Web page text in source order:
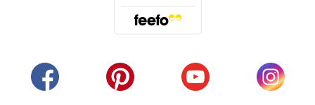
(s'ouvre dans un nouvel onglet)
(s'ouvre dans un nouvel onglet)
(s'ouvre dans un(s'ouvre